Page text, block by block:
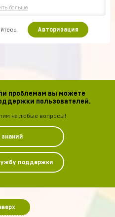
больше
Авторизация
проблемам вы можете
пользователей.
на любые вопросы!
знаний
поддержки